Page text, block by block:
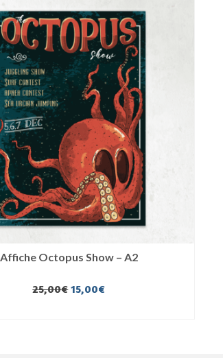
Affiche Octopus Show – A2
25,00€Le
15,00€Le